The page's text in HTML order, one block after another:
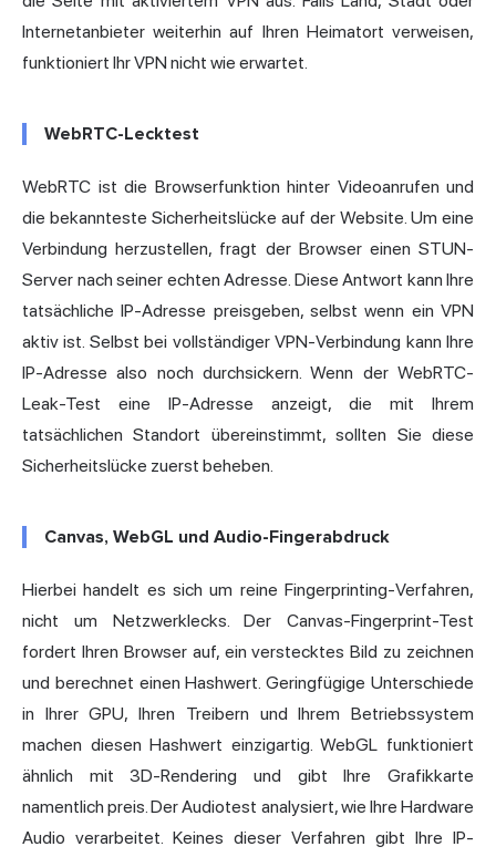
Internetanbieter weiterhin auf Ihren Heimatort verweisen,
funktioniert Ihr VPN nicht wie erwartet.
WebRTC-Lecktest
WebRTC ist die Browserfunktion hinter Videoanrufen und
die bekannteste Sicherheitslücke auf der Website. Um eine
Verbindung herzustellen, fragt der Browser einen STUN-
Server nach seiner echten Adresse. Diese Antwort kann Ihre
tatsächliche IP-Adresse preisgeben, selbst wenn ein VPN
aktiv ist. Selbst bei vollständiger VPN-Verbindung kann Ihre
IP-Adresse also noch durchsickern. Wenn der WebRTC-
Leak-Test eine IP-Adresse anzeigt, die mit Ihrem
tatsächlichen Standort übereinstimmt, sollten Sie diese
Sicherheitslücke zuerst beheben.
Canvas, WebGL und Audio-Fingerabdruck
Hierbei handelt es sich um reine Fingerprinting-Verfahren,
nicht um Netzwerklecks. Der Canvas-Fingerprint-Test
fordert Ihren Browser auf, ein verstecktes Bild zu zeichnen
und berechnet einen Hashwert. Geringfügige Unterschiede
in Ihrer GPU, Ihren Treibern und Ihrem Betriebssystem
machen diesen Hashwert einzigartig. WebGL funktioniert
ähnlich mit 3D-Rendering und gibt Ihre Grafikkarte
namentlich preis. Der Audiotest analysiert, wie Ihre Hardware
Audio verarbeitet. Keines dieser Verfahren gibt Ihre IP-